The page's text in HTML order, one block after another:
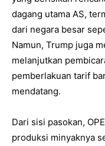
dagang utama AS,
dari negara besar
Namun, Trump juga
melanjutkan
pemberlakuan tarif
mendatang.
Dari sisi pasokan,
produksi minyaknya